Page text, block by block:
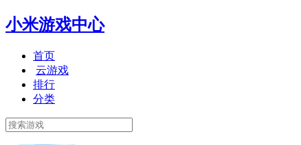
小米游戏中心
首页
云游戏
排行
分类